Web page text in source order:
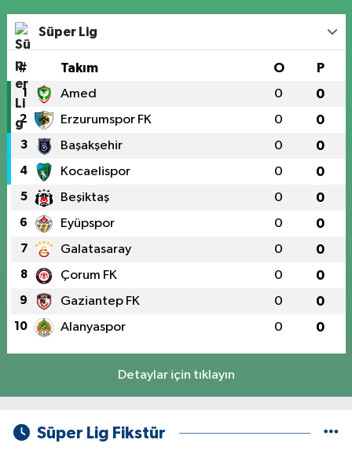
Süper Lig
# Takım O P
1 Amed 0 0
2 Erzurumspor FK 0 0
3 Başakşehir 0 0
4 Kocaelispor 0 0
5 Beşiktaş 0 0
6 Eyüpspor 0 0
7 Galatasaray 0 0
8 Çorum FK 0 0
9 Gaziantep FK 0 0
10 Alanyaspor 0 0
Detaylar için tıklayın
Süper Lig Fikstür